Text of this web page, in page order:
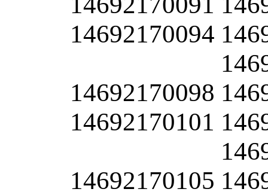
14692170094
14692170098
14692170101
14692170105